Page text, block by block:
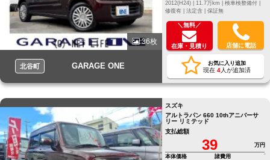
36枚
北谷町 GARAGE ONE
修復有 | 法定含 | 保証無
＼無料／
在庫・見積り 店舗に電話
お気に入り追加
現在 4人が追加済
スズキ
アルトラパン 660 10thアニバーサ
リー リミテッド
支払総額
39
万円
本体価格
諸費用